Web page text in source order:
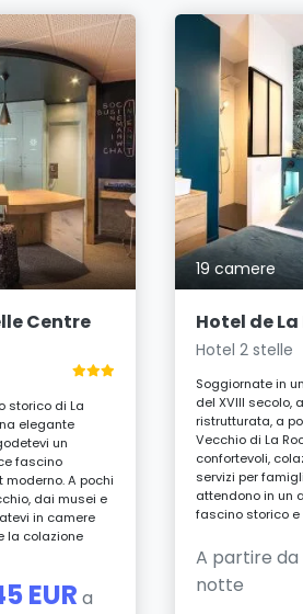
Centre
storico di La
elegante
un
fascino
A pochi
dai musei e
in camere
la colazione
EUR a
19 camere
Hotel de La
Hotel 2 stelle
Soggiornate in
del XVIII secolo,
ristrutturata, a
Vecchio di La
confortevoli,
servizi per
attendono in un
fascino storico e
A partire da
notte